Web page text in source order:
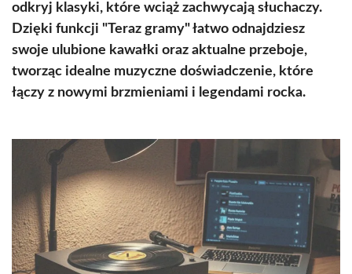
odkryj klasyki, które wciąż zachwycają słuchaczy.
Dzięki funkcji "Teraz gramy" łatwo odnajdziesz
swoje ulubione kawałki oraz aktualne przeboje,
tworząc idealne muzyczne doświadczenie, które
łączy z nowymi brzmieniami i legendami rocka.